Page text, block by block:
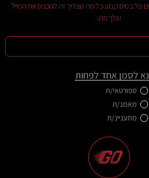
על בסיס קבוע כל מה שצריך זה להכניס את המייל
שלך פה:
נא לסמן אחד לפחות
ספורטאי/ת
מאמנ/ת
מתעניינ/ת